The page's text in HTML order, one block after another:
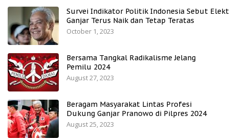
Survei Indikator Politik Indonesia Sebut
Ganjar Terus Naik dan Tetap Teratas
October 1, 2023
Bersama Tangkal Radikalisme Jelang
Pemilu 2024
August 27, 2023
Beragam Masyarakat Lintas Profesi
Dukung Ganjar Pranowo di Pilpres 2024
August 25, 2023